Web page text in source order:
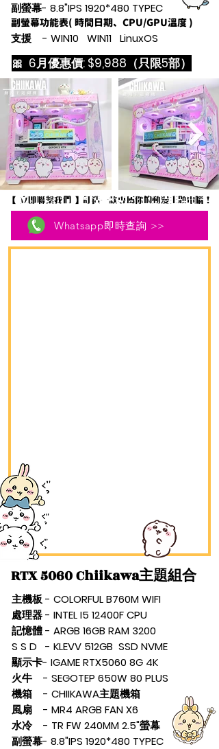
副螢幕- 8.8"IPS 1920*480 TYPEC
副螢幕功能表( 時間日期、CPU/GPU溫度 )
支援 - WIN10 WIN11 LinuxOS
🎀 6月優惠價: $9,988 （只限5部）
【 立即聯繫我們 】訂造一款專屬你的動漫主題電腦！
Whatsapp即時查詢 >>
RTX 5060 Chiikawa主題組合
主機板 - COLORFUL B760M WIFI
處理器 - INTEL I5 12400F CPU
記憶體 - ARGB 16GB RAM 3200
S S D - KLEVV 512GB SSD NVME
顯示卡- IGAME RTX5060 8G 4K
火牛 - SEGOTEP 650W 80 PLUS
機箱 - CHIIKAWA主題機箱
風扇 - MR4 ARGB FAN X6
水冷 - TR FW 240MM 2.5"螢幕
副螢幕- 8.8"IPS 1920*480 TYPEC